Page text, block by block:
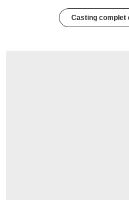
Casting complet